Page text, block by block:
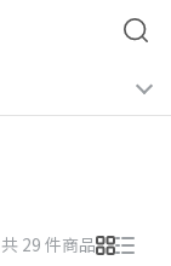
共 29 件商品